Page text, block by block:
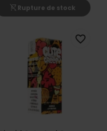
shopping_cart_off Rupture de stock
favorite_border